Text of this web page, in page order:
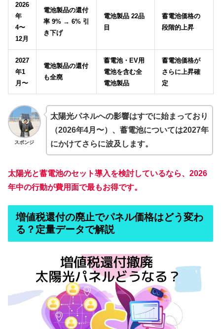
2026
年
4〜
12月
電池製品の還付
率 9% → 6% 引
き下げ
電池製品 22品
目
蓄電池価格の
段階的上昇
2027
年1
月〜
電池製品の還付
も全廃
蓄電池・EV用
電池を含む全
電池製品
蓄電池価格が
さらに上昇確
定
スポンジ
太陽光パネルへの影響はすでに始まっており
（2026年4月〜）、蓄電池については2027年
にかけてさらに波及します。
太陽光と蓄電池のセット導入を検討しているなら、2026
年中の行動が費用面で最もお得です。
増値税還付の廃止でパネル価格はどう変わ
る？定量データで解説